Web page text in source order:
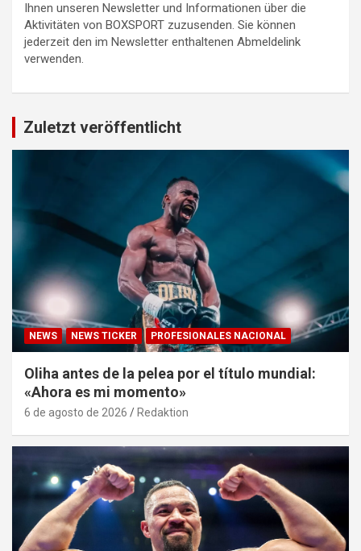
Ihnen unseren Newsletter und Informationen über die
Aktivitäten von BOXSPORT zuzusenden. Sie können
jederzeit den im Newsletter enthaltenen Abmeldelink
verwenden.
Zuletzt veröffentlicht
NEWS NEWS TICKER PROFESIONALES NACIONAL
Oliha antes de la pelea por el título mundial:
«Ahora es mi momento»
6 de agosto de 2026 Redaktion